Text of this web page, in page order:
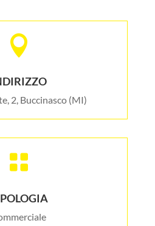

2, Buccinasco (MI)
